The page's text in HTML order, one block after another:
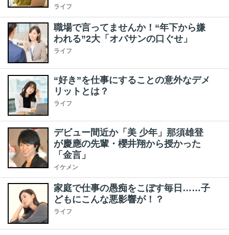
ライフ
職場で言ってませんか！“年下から嫌
われる”2大「オバサンの口ぐせ」
ライフ
“好き”を仕事にすることの意外なデメ
リットとは？
ライフ
デビュー間近か「美 少年」那須雄登
が慶應の先輩・櫻井翔から授かった
「金言」
イケメン
家庭で仕事の愚痴をこぼす毎日……子
どもにこんな悪影響が！？
ライフ